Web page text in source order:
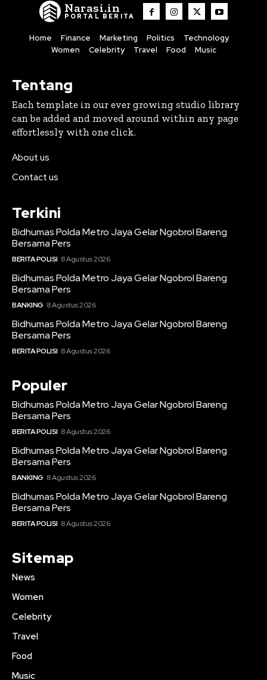
Narasi.in
PORTAL BERITA
Home Finance Marketing Politics
Technology
Women
Celebrity Travel Food Music
Tentang
Each template in our ever growing studio library
can be added and moved around within any page
effortlessly with one click.
About us
Contact us
Terkini
Bidhumas Polda Metro Jaya Gelar Ngobrol Bareng
Bersama Pers
BERITA POLISI 8 Agustus 2026
Bidhumas Polda Metro Jaya Gelar Ngobrol Bareng
Bersama Pers
BANKING 8 Agustus 2026
Bidhumas Polda Metro Jaya Gelar Ngobrol Bareng
Bersama Pers
BERITA POLISI 8 Agustus 2026
Populer
Bidhumas Polda Metro Jaya Gelar Ngobrol Bareng
Bersama Pers
BERITA POLISI 8 Agustus 2026
Bidhumas Polda Metro Jaya Gelar Ngobrol Bareng
Bersama Pers
BANKING 8 Agustus 2026
Bidhumas Polda Metro Jaya Gelar Ngobrol Bareng
Bersama Pers
BERITA POLISI 8 Agustus 2026
Sitemap
News
Women
Celebrity
Travel
Food
Music